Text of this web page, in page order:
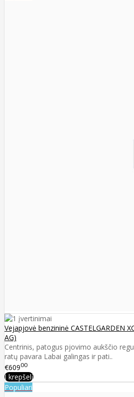
Vejapjovė benzininė CASTELGARDEN
AG)
Centrinis, patogus pjovimo aukščio
ratų pavara Labai galingas ir pati..
€60900
Į krepšelį
Populiari